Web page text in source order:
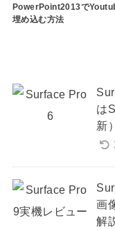
PowerPoint2013で
埋め込む方法
は
新）
画
解